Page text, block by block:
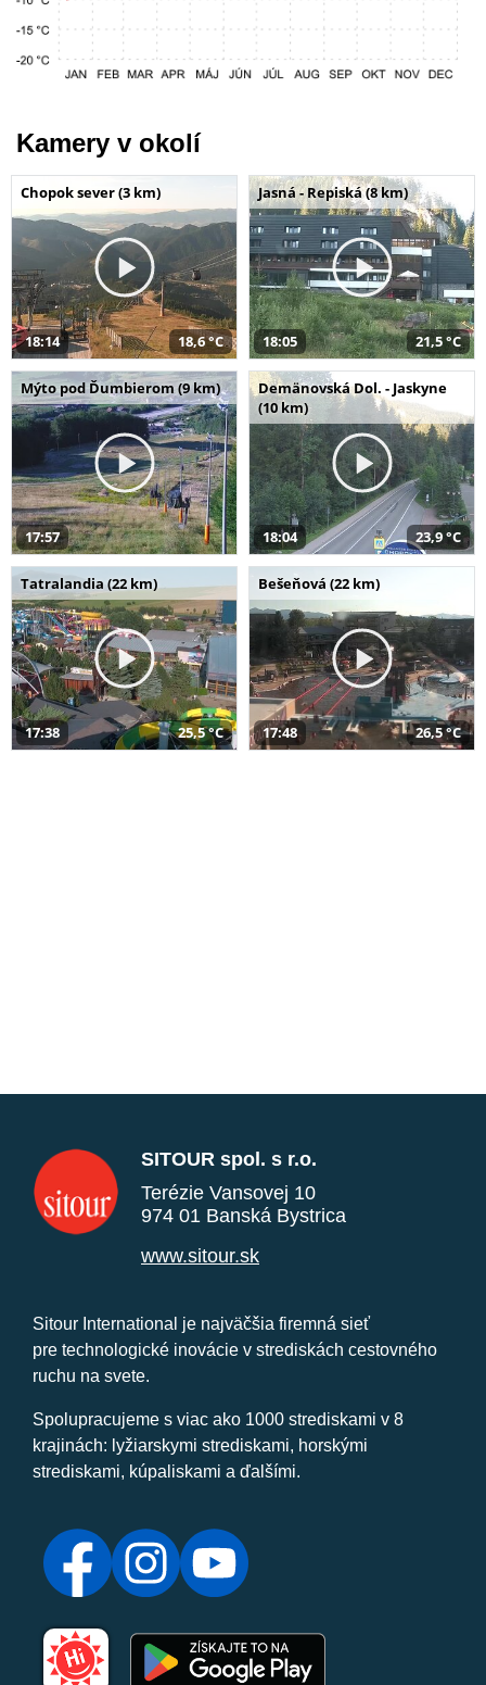
Kamery v okolí
Chopok sever (3 km)
18:14 18,6 °C
Jasná - Repiská (8 km)
18:05 21,5 °C
Mýto pod Ďumbierom (9 km)
17:57
Demänovská Dol. - Jaskyne
(10 km)
18:04 23,9 °C
Tatralandia (22 km)
17:38 25,5 °C
Bešeňová (22 km)
17:48 26,5 °C
SITOUR spol. s r.o.
Terézie Vansovej 10
974 01 Banská Bystrica
www.sitour.sk
Sitour International je najväčšia firemná sieť
pre technologické inovácie v strediskách cestovného
ruchu na svete.
Spolupracujeme s viac ako 1000 strediskami v 8
krajinách: lyžiarskymi strediskami, horskými
strediskami, kúpaliskami a ďalšími.